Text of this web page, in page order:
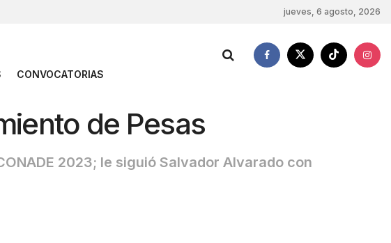
jueves, 6 agosto, 2026
CONVOCATORIAS
de Pesas
2023; le siguió Salvador Alvarado con